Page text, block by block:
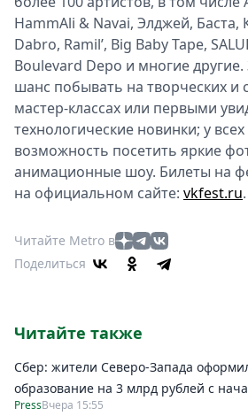
HammAli & Navai, Элджей,
Dabro, Ramil’, Big Baby Tape,
Boulevard Depo и многие
шанс побывать на творческих и
мастер-классах или первыми
технологические новинки; у
возможность посетить яркие
анимационные шоу. Билеты на
на официальном сайте: vkfest.ru.
Читайте Metro в
Поделиться
Читайте также
Сбер: жители Северо-Запада
образование на 3 млрд рублей с
PressВчера 15:55